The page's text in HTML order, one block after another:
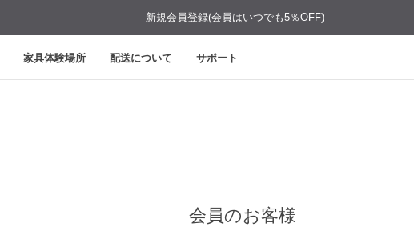
新規会員登録(会員はいつでも5％OFF)
家具体験場所 配送について サポート
会員のお客様